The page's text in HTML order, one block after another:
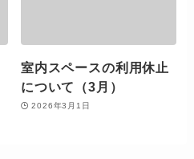
室内スペースの利用休止
について（3月）
2026年3月1日